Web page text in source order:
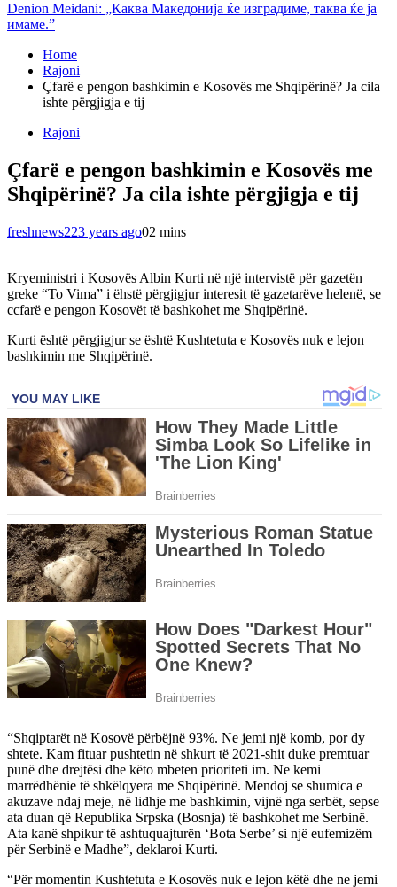
Denion Meidani: „Каква Македонија ќе изградиме, таква ќе ја
имаме.”
Home
Rajoni
Çfarë e pengon bashkimin e Kosovës me Shqipërinë? Ja cila
ishte përgjigja e tij
Rajoni
Çfarë e pengon bashkimin e Kosovës me
Shqipërinë? Ja cila ishte përgjigja e tij
freshnews223 years ago02 mins
Kryeministri i Kosovës Albin Kurti në një intervistë për gazetën
greke “To Vima” i ëhstë përgjigjur interesit të gazetarëve helenë, se
ccfarë e pengon Kosovët të bashkohet me Shqipërinë.
Kurti është përgjigjur se është Kushtetuta e Kosovës nuk e lejon
bashkimin me Shqipërinë.
“Shqiptarët në Kosovë përbëjnë 93%. Ne jemi një komb, por dy
shtete. Kam fituar pushtetin në shkurt të 2021-shit duke premtuar
punë dhe drejtësi dhe këto mbeten prioriteti im. Ne kemi
marrëdhënie të shkëlqyera me Shqipërinë. Mendoj se shumica e
akuzave ndaj meje, në lidhje me bashkimin, vijnë nga serbët, sepse
ata duan që Republika Srpska (Bosnja) të bashkohet me Serbinë.
Ata kanë shpikur të ashtuquajturën ‘Bota Serbe’ si një eufemizëm
për Serbinë e Madhe”, deklaroi Kurti.
“Për momentin Kushtetuta e Kosovës nuk e lejon këtë dhe ne jemi